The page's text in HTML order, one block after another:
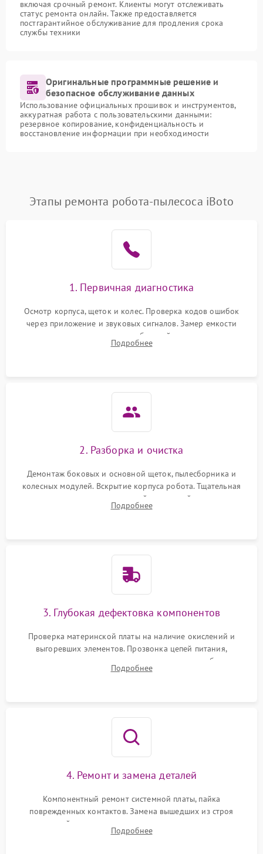
включая срочный ремонт. Клиенты могут отслеживать
статус ремонта онлайн. Также предоставляется
постгарантийное обслуживание для продления срока
службы техники
Оригинальные программные решение и
безопасное обслуживание данных
Использование официальных прошивок и инструментов,
аккуратная работа с пользовательскими данными:
резервное копирование, конфиденциальность и
восстановление информации при необходимости
Этапы ремонта робота-пылесоса iBoto
1. Первичная диагностика
Осмотр корпуса, щеток и колес. Проверка кодов ошибок
через приложение и звуковых сигналов. Замер емкости
аккумулятора и тестирование базовой станции зарядки.
Оценка работы лидара, бампера и датчиков падения для
Подробнее
2. Разборка и очистка
Демонтаж боковых и основной щеток, пылесборника и
колесных модулей. Вскрытие корпуса робота. Тщательная
очистка внутренних полостей, шестерней и плат от
скопившейся пыли, волос и шерсти животных с
Подробнее
3. Глубокая дефектовка компонентов
Проверка материнской платы на наличие окислений и
выгоревших элементов. Прозвонка цепей питания,
тестирование приводных моторов колес и турбины
всасывания. Оценка состояния оптических и инфракрасных
Подробнее
4. Ремонт и замена деталей
Компонентный ремонт системной платы, пайка
поврежденных контактов. Замена вышедших из строя
двигателей, изношенного аккумулятора, неисправного
лидара или помпы подачи воды. Восстановление шлейфов и
Подробнее